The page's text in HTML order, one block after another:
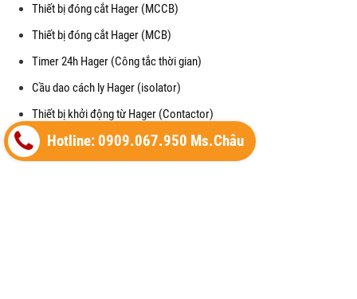
Thiết bị đóng cắt Hager (MCCB)
Thiết bị đóng cắt Hager (MCB)
Timer 24h Hager (Công tắc thời gian)
Cầu dao cách ly Hager (isolator)
Thiết bị khởi động từ Hager (Contactor)
Công tắc - Ổ cắm Hager
Hotline: 0909.067.950 Ms.Châu